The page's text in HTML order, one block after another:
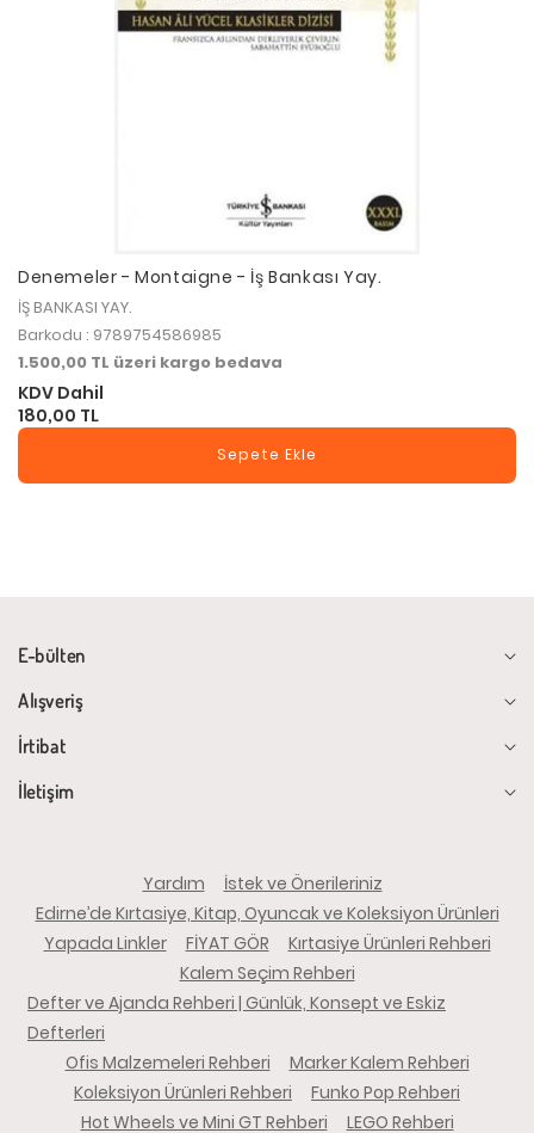
Denemeler - Montaigne - İş Bankası Yay.
İŞ BANKASI YAY.
Barkodu : 9789754586985
1.500,00 TL üzeri kargo bedava
KDV Dahil
180,00 TL
Sepete Ekle
E-bülten
Alışveriş
İrtibat
İletişim
Yardım
İstek ve Önerileriniz
Edirne’de Kırtasiye, Kitap, Oyuncak ve Koleksiyon Ürünleri
Yapada Linkler
FİYAT GÖR
Kırtasiye Ürünleri Rehberi
Kalem Seçim Rehberi
Defter ve Ajanda Rehberi | Günlük, Konsept ve Eskiz
Defterleri
Ofis Malzemeleri Rehberi
Marker Kalem Rehberi
Koleksiyon Ürünleri Rehberi
Funko Pop Rehberi
Hot Wheels ve Mini GT Rehberi
LEGO Rehberi